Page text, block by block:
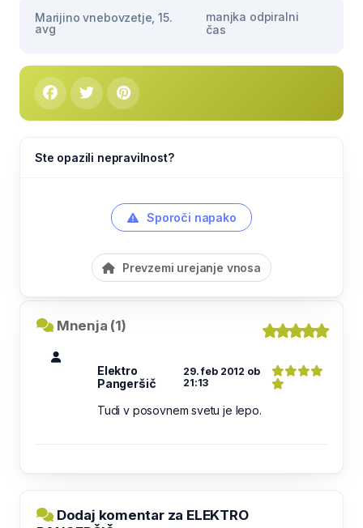
Marijino vnebovzetje, 15.
avg
manjka odpiralni
čas
Ste opazili nepravilnost?
Sporoči napako
Prevzemi urejanje vnosa
Mnenja (1)
Elektro
Pangeršič
29. feb 2012 ob
21:13
Tudi v posovnem svetu je lepo.
Dodaj komentar za ELEKTRO